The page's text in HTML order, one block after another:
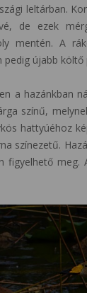
leltárban.
de ezek
mentén. A
pedig újabb
a hazánkban
színű,
hattyúéhoz
színezetű.
figyelhető